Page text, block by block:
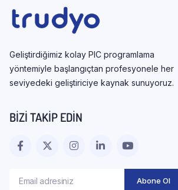
Geliştirdiğimiz kolay PIC programlama
yöntemiyle başlangıçtan profesyonele her
seviyedeki geliştiriciye kaynak sunuyoruz.
BIZI TAKIP EDIN